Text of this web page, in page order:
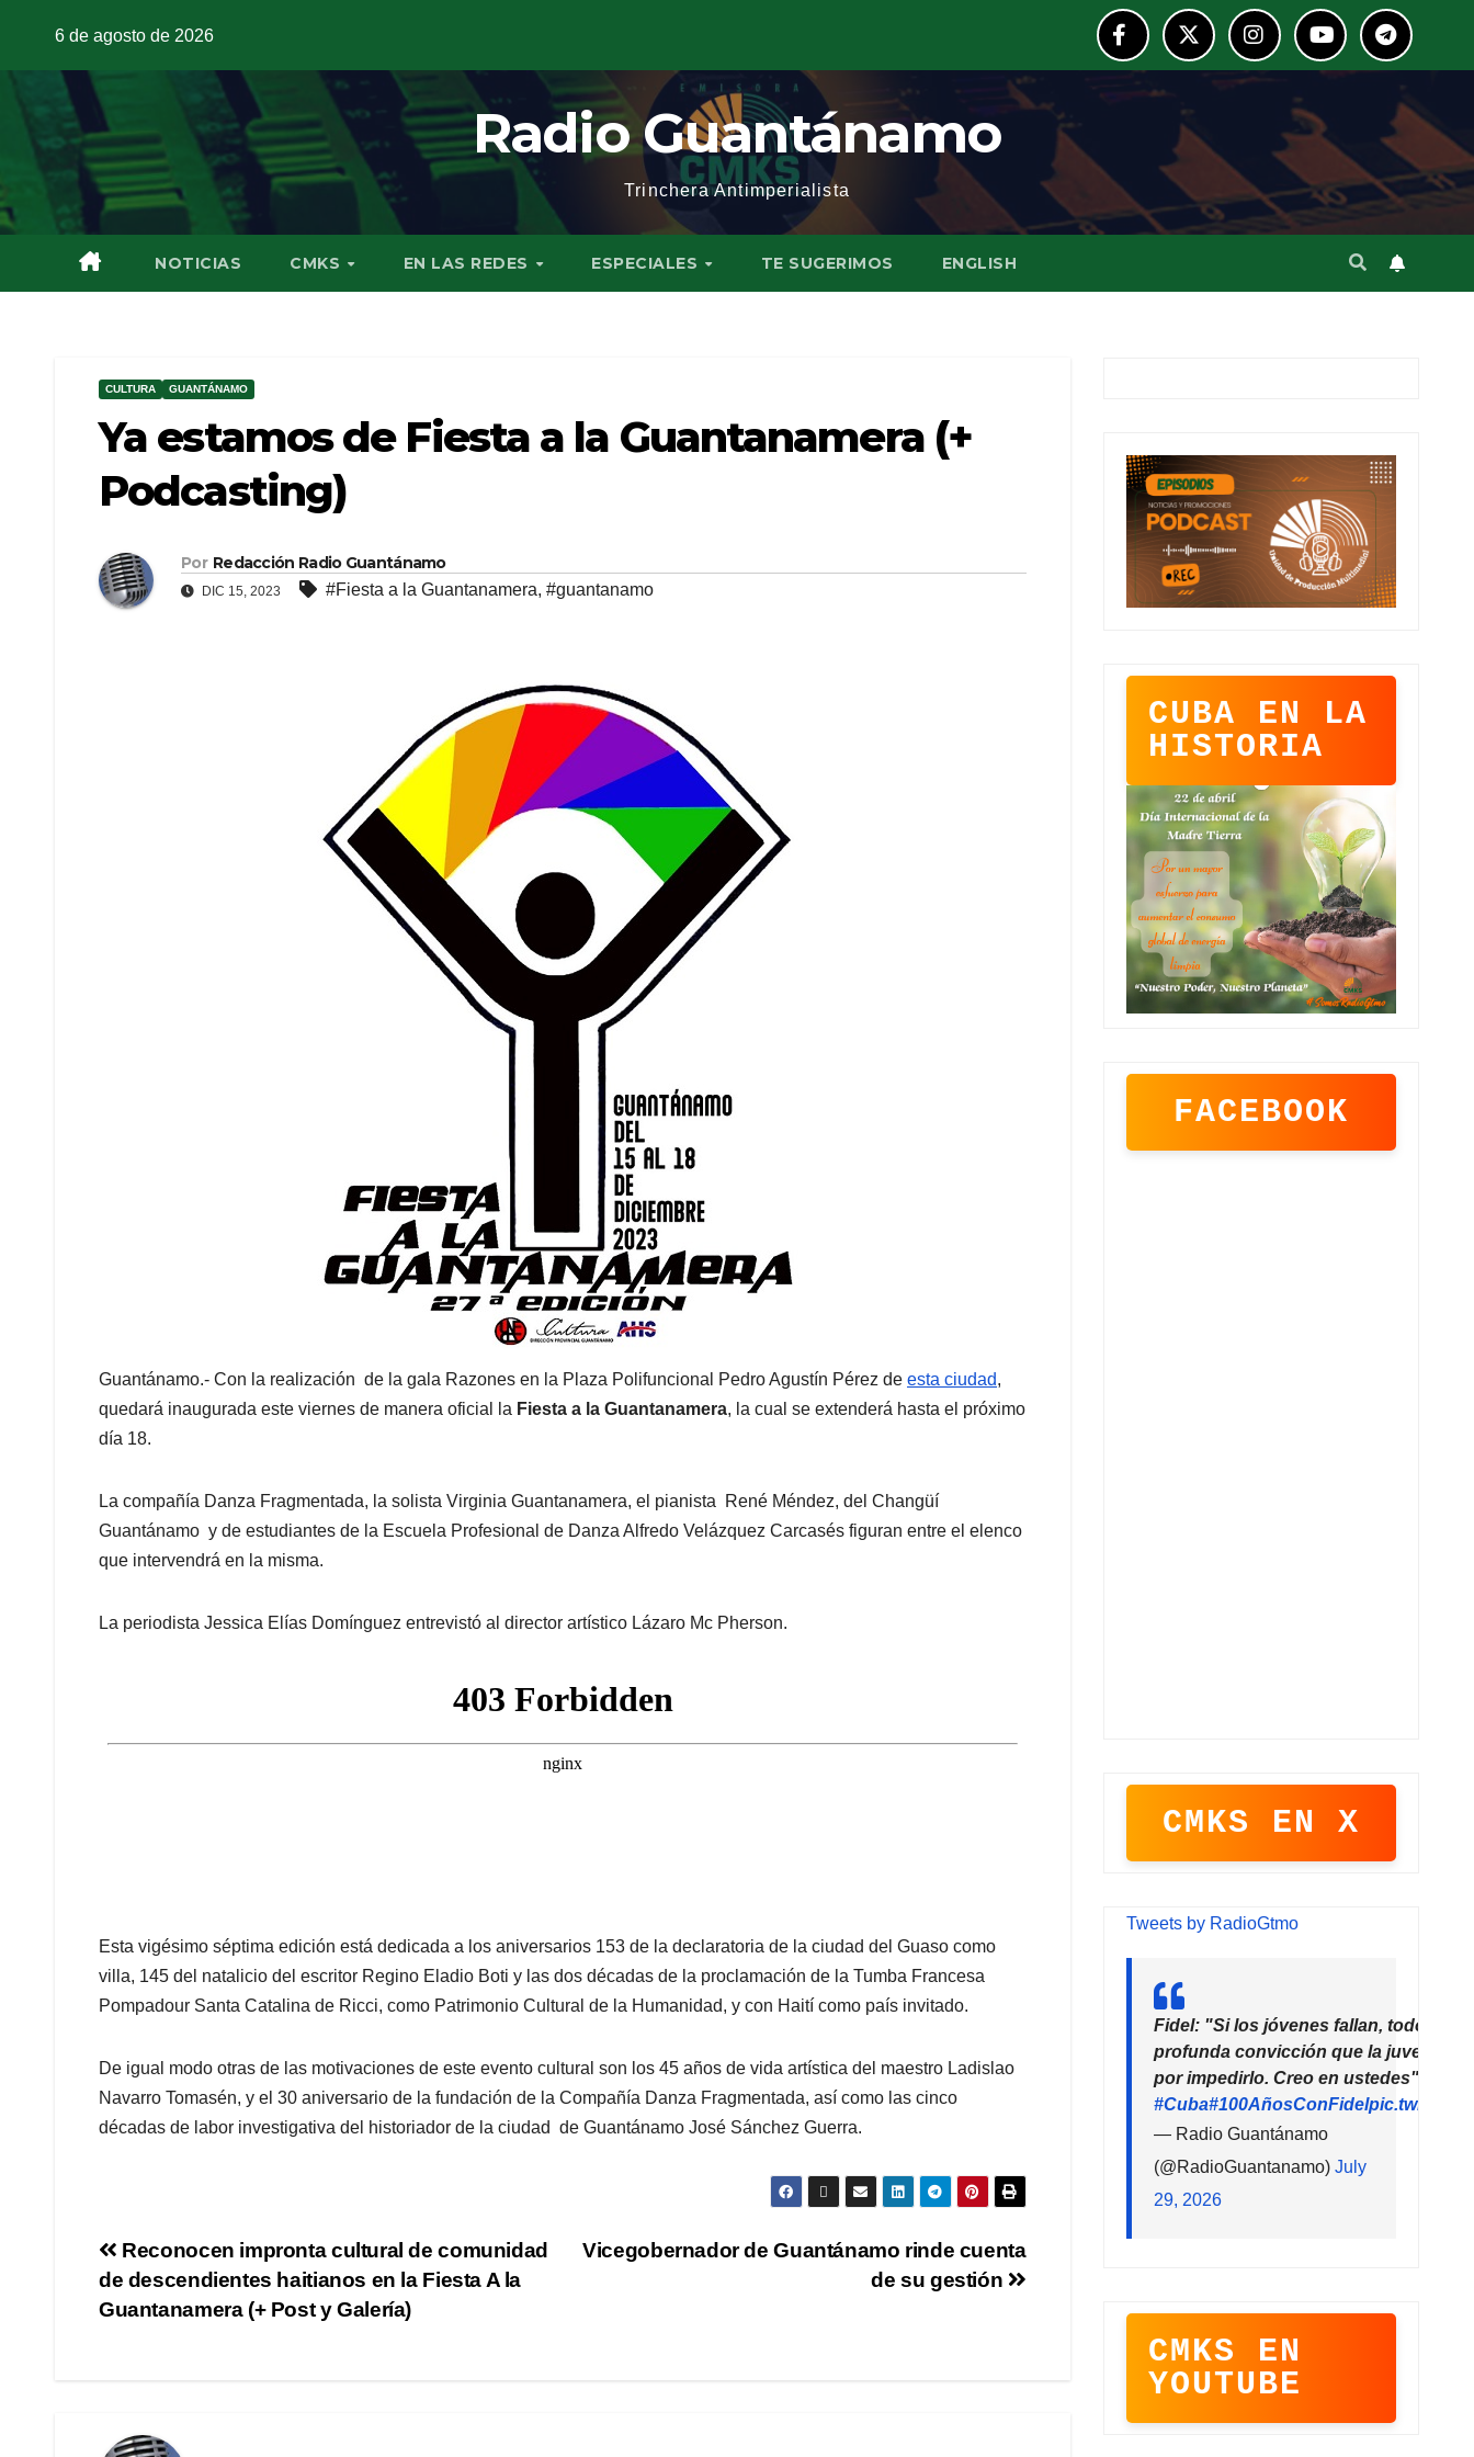
6 de agosto de 2026
Radio Guantánamo
Trinchera Antimperialista
NOTICIAS CMKS EN LAS REDES ESPECIALES TE SUGERIMOS ENGLISH
CULTURA GUANTÁNAMO
Ya estamos de Fiesta a la Guantanamera (+
Podcasting)
Por Redacción Radio Guantánamo
DIC 15, 2023 #Fiesta a la Guantanamera, #guantanamo
Guantánamo.- Con la realización de la gala Razones en la Plaza Polifuncional Pedro Agustín Pérez de esta ciudad,
quedará inaugurada este viernes de manera oficial la Fiesta a la Guantanamera, la cual se extenderá hasta el próximo
día 18.
La compañía Danza Fragmentada, la solista Virginia Guantanamera, el pianista René Méndez, del Changüí
Guantánamo y de estudiantes de la Escuela Profesional de Danza Alfredo Velázquez Carcasés figuran entre el elenco
que intervendrá en la misma.
La periodista Jessica Elías Domínguez entrevistó al director artístico Lázaro Mc Pherson.
Esta vigésimo séptima edición está dedicada a los aniversarios 153 de la declaratoria de la ciudad del Guaso como
villa, 145 del natalicio del escritor Regino Eladio Boti y las dos décadas de la proclamación de la Tumba Francesa
Pompadour Santa Catalina de Ricci, como Patrimonio Cultural de la Humanidad, y con Haití como país invitado.
De igual modo otras de las motivaciones de este evento cultural son los 45 años de vida artística del maestro Ladislao
Navarro Tomasén, y el 30 aniversario de la fundación de la Compañía Danza Fragmentada, así como las cinco
décadas de labor investigativa del historiador de la ciudad de Guantánamo José Sánchez Guerra.
Vicegobernador de Guantánamo rinde cuenta
de su gestión
Reconocen impronta cultural de comunidad
de descendientes haitianos en la Fiesta A la
Guantanamera (+ Post y Galería)
CUBA EN LA
HISTORIA
FACEBOOK
CMKS EN X
Tweets by RadioGtmo
Fidel: "Si los jóvenes fallan, todo
profunda convicción que la juventud
por impedirlo. Creo en ustedes"
#Cuba#100AñosConFidel
— Radio Guantánamo
(@RadioGuantanamo) July
29, 2026
CMKS EN
YOUTUBE